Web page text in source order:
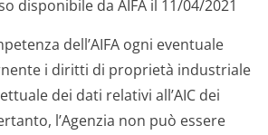
disponibile da AIFA il 11/04/2021
dell’AIFA ogni eventuale
i diritti di proprietà industriale
dei dati relativi all’AIC dei
l’Agenzia non può essere